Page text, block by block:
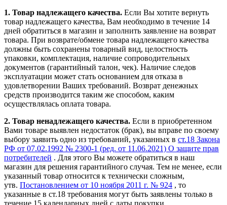
1. Товар надлежащего качества. Если Вы хотите вернуть
товар надлежащего качества, Вам необходимо в течение 14
дней обратиться в магазин и заполнить заявление на возврат
товара. При возврате/обмене товара надлежащего качества
должны быть сохранены товарный вид, целостность
упаковки, комплектация, наличие сопроводительных
документов (гарантийный талон, чек). Наличие следов
эксплуатации может стать основанием для отказа в
удовлетворении Ваших требований. Возврат денежных
средств производится таким же способом, каким
осуществлялась оплата товара.
2. Товар ненадлежащего качества. Если в приобретенном
Вами товаре выявлен недостаток (брак), вы вправе по своему
выбору заявить одно из требований, указанных в ст.18 Закона
РФ от 07.02.1992 № 2300-1 (ред. от 11.06.2021) О защите прав
потребителей . Для этого Вы можете обратиться в наш
магазин для решения гарантийного случая. Тем не менее, если
указанный товар относится к технически сложным,
утв. Постановлением от 10 ноября 2011 г. № 924 , то
указанные в ст.18 требования могут быть заявлены только в
течение 15 календарных дней с даты покупки.